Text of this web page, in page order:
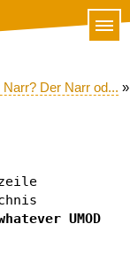
Der Narr od... »
UMOD